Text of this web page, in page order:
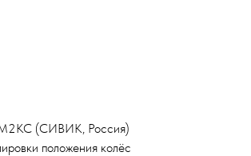
М2КС (СИВИК, Россия)
положения колёс